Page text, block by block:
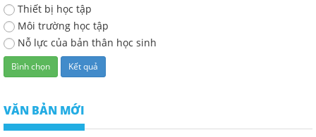
Thiết bị học tập
Môi trường học tập
Nỗ lực của bản thân học sinh
VĂN BẢN MỚI